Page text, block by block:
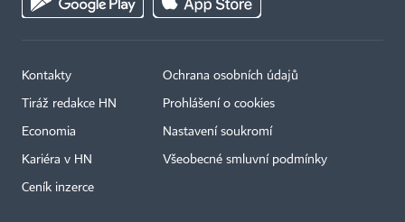
Kontakty
Tiráž redakce HN
Economia
Kariéra v HN
Ceník inzerce
Ochrana osobních údajů
Prohlášení o cookies
Nastavení soukromí
Všeobecné smluvní podmínky